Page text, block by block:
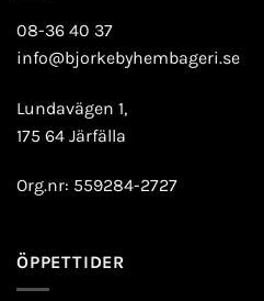
08-36 40 37
info@bjorkebyhembageri.se
Lundavägen 1,
175 64 Järfälla
Org.nr: 559284-2727
ÖPPETTIDER